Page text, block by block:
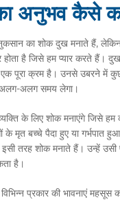
अनुभव कैसे
का शोक दुख मनाते हैं,
होता है जिसे हम प्यार करते हैं।
एक पूरा क्रम है। उनसे उबरने में
अलग समय लेगा।
के लिए शोक मनाएंगे जिसे
के मृत बच्चे पैदा हुए या गर्भपात
तरह शोक मनाते हैं। उन्हें उसी
है।
प्रकार की भावनाएं